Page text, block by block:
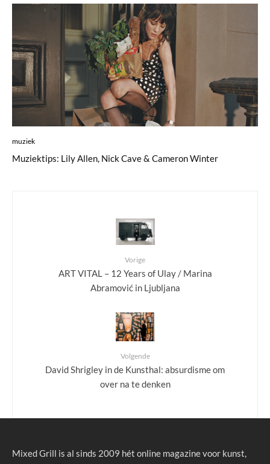
muziek
Muziektips: Lily Allen, Nick Cave & Cameron Winter
Vorige
ART VITAL – 12 Years of Ulay / Marina
Abramović in Ljubljana
Volgende
David Shrigley in de Kunsthal: absurdisme om
over na te denken
Mixed Grill is al sinds 2009 hét online magazine voor kunst,